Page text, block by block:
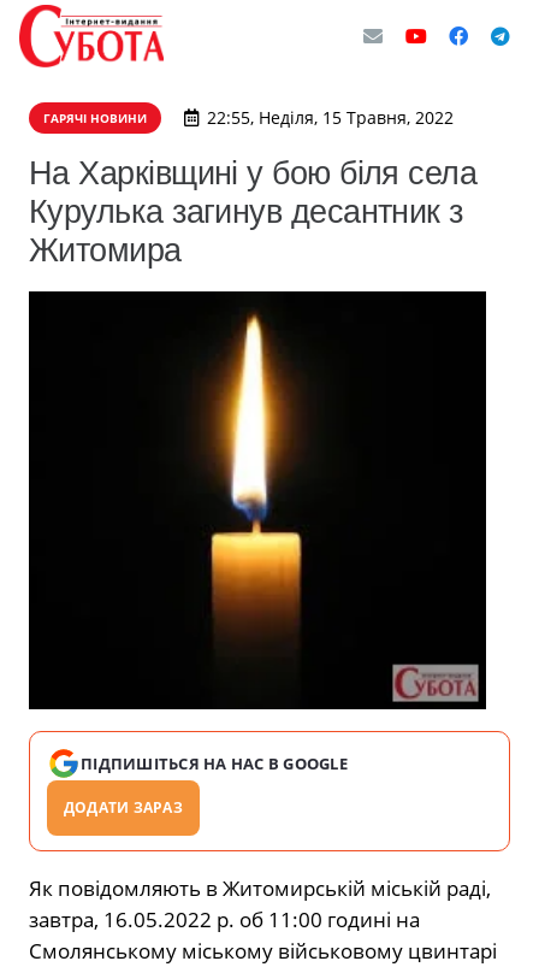
ГАРЯЧІ НОВИНИ 22:55, Неділя, 15 Травня, 2022
На Харківщині у бою біля села
Курулька загинув десантник з
Житомира
ПІДПИШІТЬСЯ НА НАС В GOOGLE
ДОДАТИ ЗАРАЗ
Як повідомляють в Житомирській міській раді,
завтра, 16.05.2022 р. об 11:00 годині на
Смолянському міському військовому цвинтарі